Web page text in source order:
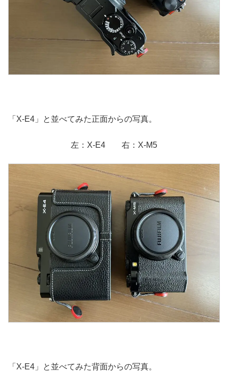
「X-E4」と並べてみた正面からの写真。
左：X-E4 右：X-M5
「X-E4」と並べてみた背面からの写真。